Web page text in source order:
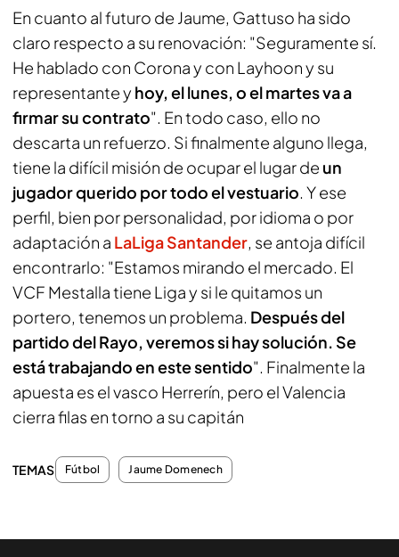
En cuanto al futuro de Jaume, Gattuso ha sido
claro respecto a su renovación: "Seguramente sí.
He hablado con Corona y con Layhoon y su
representante y hoy, el lunes, o el martes va a
firmar su contrato". En todo caso, ello no
descarta un refuerzo. Si finalmente alguno llega,
tiene la difícil misión de ocupar el lugar de un
jugador querido por todo el vestuario. Y ese
perfil, bien por personalidad, por idioma o por
adaptación a LaLiga Santander, se antoja difícil
encontrarlo: "Estamos mirando el mercado. El
VCF Mestalla tiene Liga y si le quitamos un
portero, tenemos un problema. Después del
partido del Rayo, veremos si hay solución. Se
está trabajando en este sentido". Finalmente la
apuesta es el vasco Herrerín, pero el Valencia
cierra filas en torno a su capitán
TEMAS Fútbol Jaume Domenech